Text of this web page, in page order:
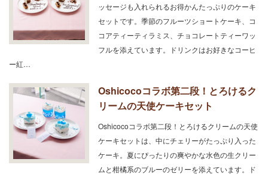
ッセージも入れられるお得かんたっぷりのケーキ
セットです。季節のフルーツショートケーキ、コ
コアティーティラミス、チョコレートティーワッ
フルを添えています。ドリンクはお好きなコーヒ
ー紅…
Oshicocoコラボ第二段！とろけるク
リームの天使ケーキセット
Oshicocoコラボ第二段！とろけるクリームの天使
ケーキセットは、中にチェリーがたっぷり入った
ケーキ。夏にぴったりの爽やかな水色の生クリー
ムと柑橘系のブルーのゼリーを添えています。ド